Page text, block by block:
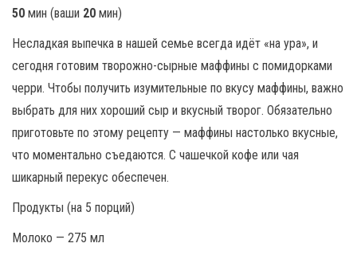
50 мин (ваши 20 мин)
Несладкая выпечка в нашей семье всегда идёт «на ура», и
сегодня готовим творожно-сырные маффины с помидорками
черри. Чтобы получить изумительные по вкусу маффины, важно
выбрать для них хороший сыр и вкусный творог. Обязательно
приготовьте по этому рецепту — маффины настолько вкусные,
что моментально съедаются. С чашечкой кофе или чая
шикарный перекус обеспечен.
Продукты (на 5 порций)
Молоко — 275 мл